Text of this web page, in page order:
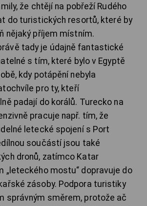
že chtějí na pobřeží Rudého
do turistických resortů, které by
nějaký příjem místním.
tady je údajně fantastické
s tím, které bylo v Egyptě
kdy potápění nebyla
pro ty, kteří
padají do korálů. Turecko na
pracuje např. tím, že
letecké spojení s Port
součástí jsou také
dronů, zatímco Katar
„leteckého mostu“ dopravuje do
zásoby. Podpora turistiky
správným směrem, protože ač